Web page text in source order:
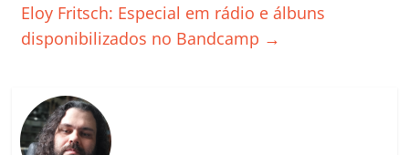
o
k
p a
ss
k h
Eloy Fritsch: Especial em rádio e álbuns
disponibilizados no Bandcamp →